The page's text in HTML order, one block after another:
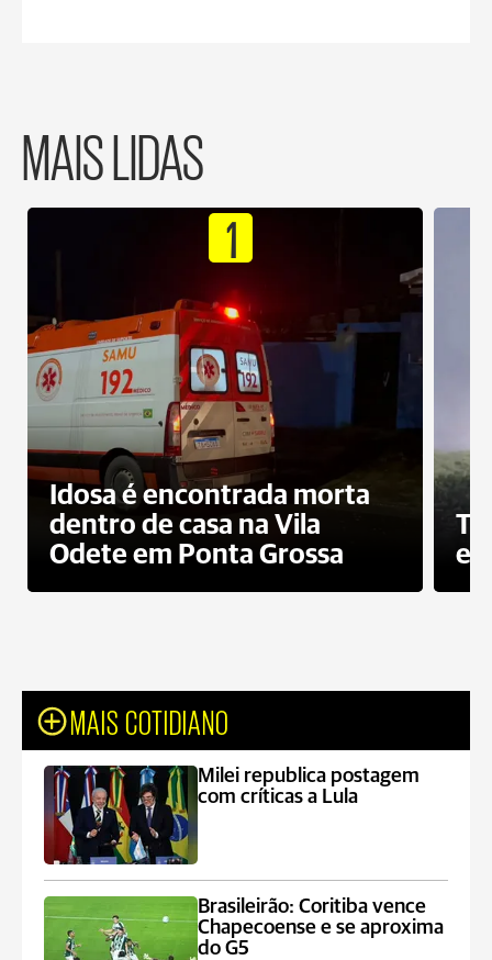
MAIS LIDAS
1
Idosa é encontrada morta
dentro de casa na Vila
Odete em Ponta Grossa
e
MAIS COTIDIANO
Milei republica postagem
com críticas a Lula
Brasileirão: Coritiba vence
Chapecoense e se aproxima
do G5